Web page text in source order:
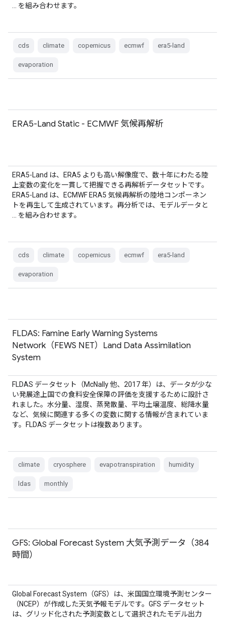
… を組み合わせます。
cds climate copernicus ecmwf era5-land
evaporation
ERA5-Land Static - ECMWF 気候再解析
ERA5-Land は、ERA5 よりも高い解像度で、数十年にわたる陸
上変数の変化を一貫して把握できる再解析データセットです。
ERA5-Land は、ECMWF ERA5 気候再解析の陸地コンポーネン
トを再生して生成されています。再分析では、モデルデータと
… を組み合わせます。
cds climate copernicus ecmwf era5-land
evaporation
FLDAS: Famine Early Warning Systems
Network（FEWS NET）Land Data Assimilation
System
FLDAS データセット（McNally 他、2017 年）は、データが少な
い発展途上国での食料安全保障の評価を支援するために設計さ
れました。水分量、湿度、蒸発散量、平均土壌温度、総降水量
など、気候に関連する多くの変数に関する情報が含まれていま
す。FLDAS データセットは複数あります。
climate cryosphere evapotranspiration humidity
ldas monthly
GFS: Global Forecast System 大気予測データ（384
時間）
Global Forecast System（GFS）は、米国国立環境予測センター
（NCEP）が作成した天気予報モデルです。GFS データセット
は、グリッド化された予測変数として選択されたモデル出力